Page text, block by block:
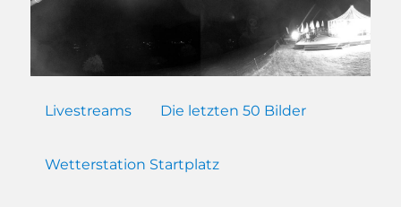
Livestreams Die letzten 50 Bilder
Wetterstation Startplatz